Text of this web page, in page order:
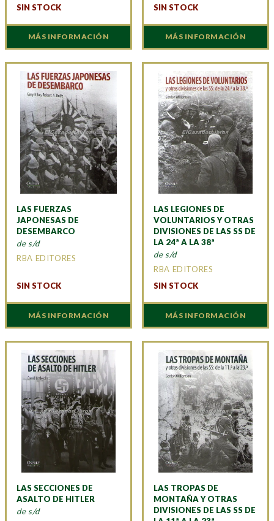
SIN STOCK
MÁS INFORMACIÓN
SIN STOCK
MÁS INFORMACIÓN
LAS FUERZAS
JAPONESAS DE
DESEMBARCO
de s/d
RBA EDITORES
SIN STOCK
MÁS INFORMACIÓN
LAS LEGIONES DE
VOLUNTARIOS Y OTRAS
DIVISIONES DE LAS SS DE
LA 24ª A LA 38ª
de s/d
RBA EDITORES
SIN STOCK
MÁS INFORMACIÓN
LAS SECCIONES DE
ASALTO DE HITLER
de s/d
LAS TROPAS DE
MONTAÑA Y OTRAS
DIVISIONES DE LAS SS DE